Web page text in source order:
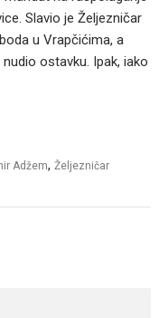
Slavio je Željezničar
u Vrapčićima, a
ostavku. Ipak, iako
Adžem,Željezničar